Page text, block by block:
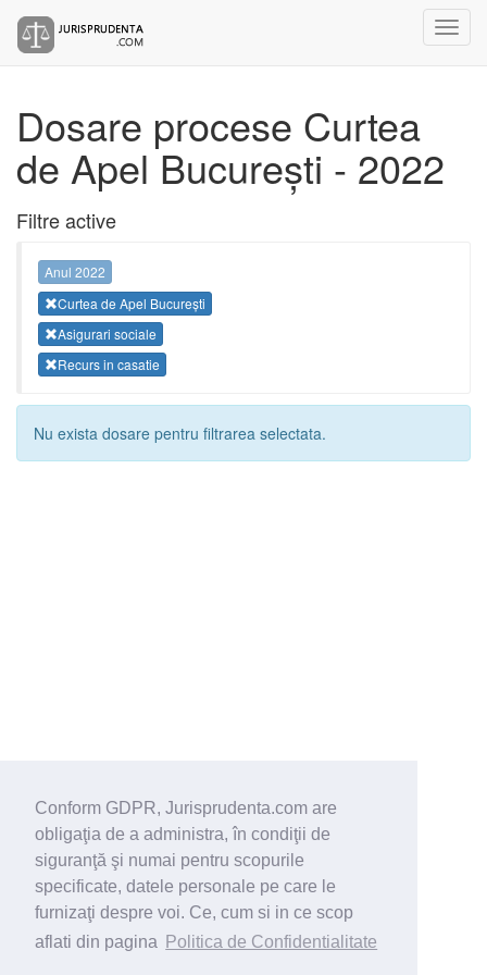
Conform GDPR, Jurisprudenta.com are
obligaţia de a administra, în condiţii de
siguranţă şi numai pentru scopurile
specificate, datele personale pe care le
furnizaţi despre voi. Ce, cum si in ce scop
aflati din pagina
Politica de Confidentialitate
Dosare procese Curtea
de Apel București - 2022
Filtre active
Anul 2022
Curtea de Apel București
Asigurari sociale
Recurs in casatie
Nu exista dosare pentru filtrarea selectata.